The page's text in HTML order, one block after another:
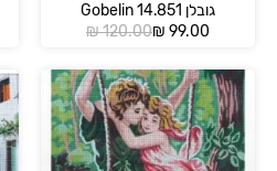
גובלן 14.851 Gobelin
₪120.00
המחיר
₪ 120.00.
₪ 99.00
המחיר
₪ 99.00.